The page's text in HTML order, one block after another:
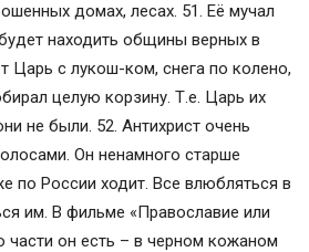
домах, лесах. 51. Её мучал
находить общины верных в
Царь с лукош-ком, снега по колено,
целую корзину. Т.е. Царь их
не были. 52. Антихрист очень
Он ненамного старше
по России ходит. Все влюбляться в
им. В фильме «Православие или
части он есть – в черном кожаном